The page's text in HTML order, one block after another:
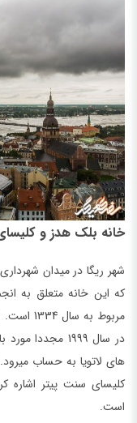
خانه بلک هدز و
شهر ریگا در میدان
که این خانه متعلق به
مربوط
در سال 1999
های لاتویا به حساب
کلیسای سنت پیتر اشاره
است.